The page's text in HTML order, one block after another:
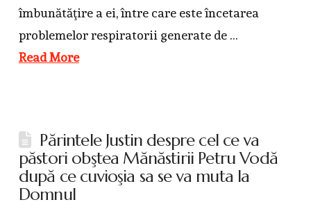
îmbunătăţire a ei, între care este încetarea
problemelor respiratorii generate de …
Read More
Părintele Justin despre cel ce va
păstori obştea Mănăstirii Petru Vodă
după ce cuvioşia sa se va muta la
Domnul